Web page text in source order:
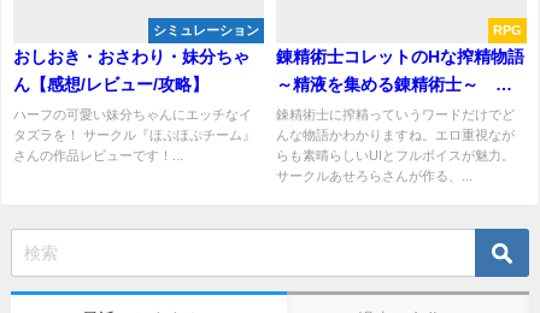
シミュレーション
おしおき・おさわり・妹分ちゃ
ん【感想/レビュー/攻略】
ハーフの可愛い妹分ちゃんにエッチなイ
タズラを！ サークル『ほぷほぷチーム』
さんの作品レビューです！...
RPG
錬精術士コレットのHな搾精物語
～精液を集める錬精術士～
【感想/レビュー/攻略】
錬精術士に搾精っていうワードだけでど
んな物語かわかりますね。エロ重視なが
らも素晴らしいUIとフルボイスが魅力。
サークルあせろらさんが作る、...